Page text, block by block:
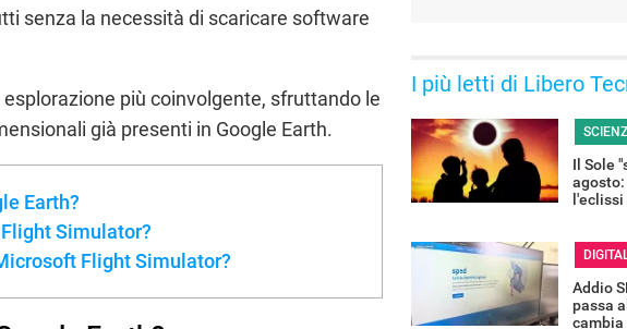
senza la necessità di scaricare software
esplorazione più coinvolgente, sfruttando le
già presenti in Google Earth.
Earth?
Simulator?
Flight Simulator?
I più letti di Libero
Il Sole
agosto:
Addio
passa